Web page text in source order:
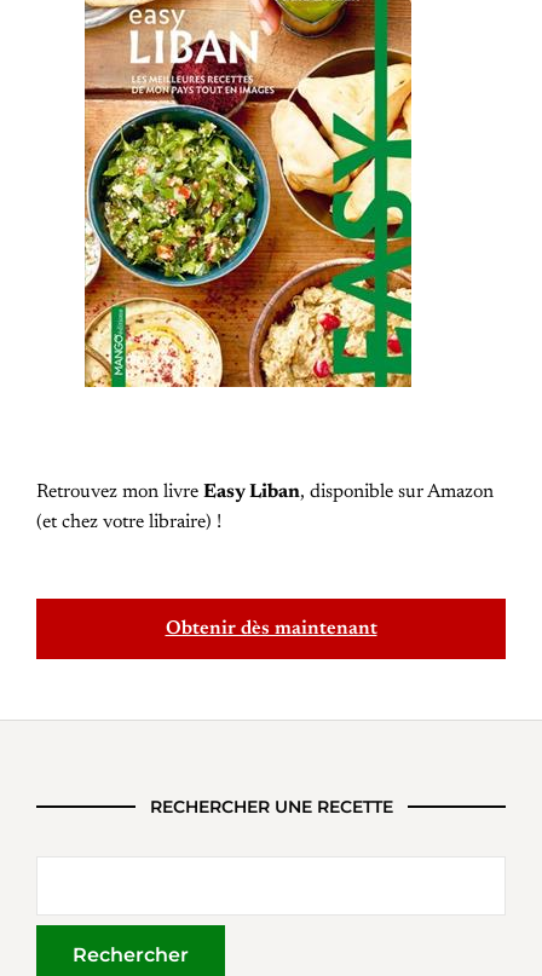
Retrouvez mon livre Easy Liban, disponible sur Amazon
(et chez votre libraire) !
Obtenir dès maintenant
RECHERCHER UNE RECETTE